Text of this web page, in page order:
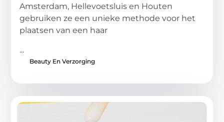
Amsterdam, Hellevoetsluis en Houten
gebruiken ze een unieke methode voor het
plaatsen van een haar
...
Beauty En Verzorging